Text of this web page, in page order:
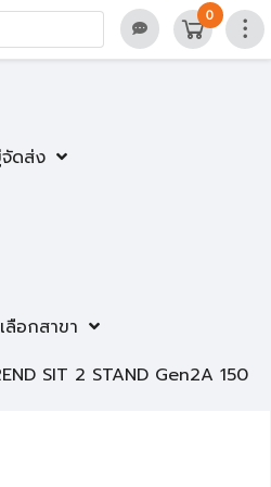
ดส่ง
เลือกสาขา
0
SIT 2 STAND Gen2A 150